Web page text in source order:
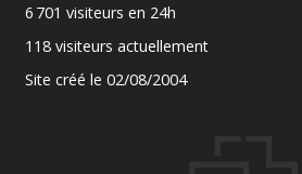
6 701 visiteurs en 24h
118 visiteurs actuellement
Site créé le 02/08/2004